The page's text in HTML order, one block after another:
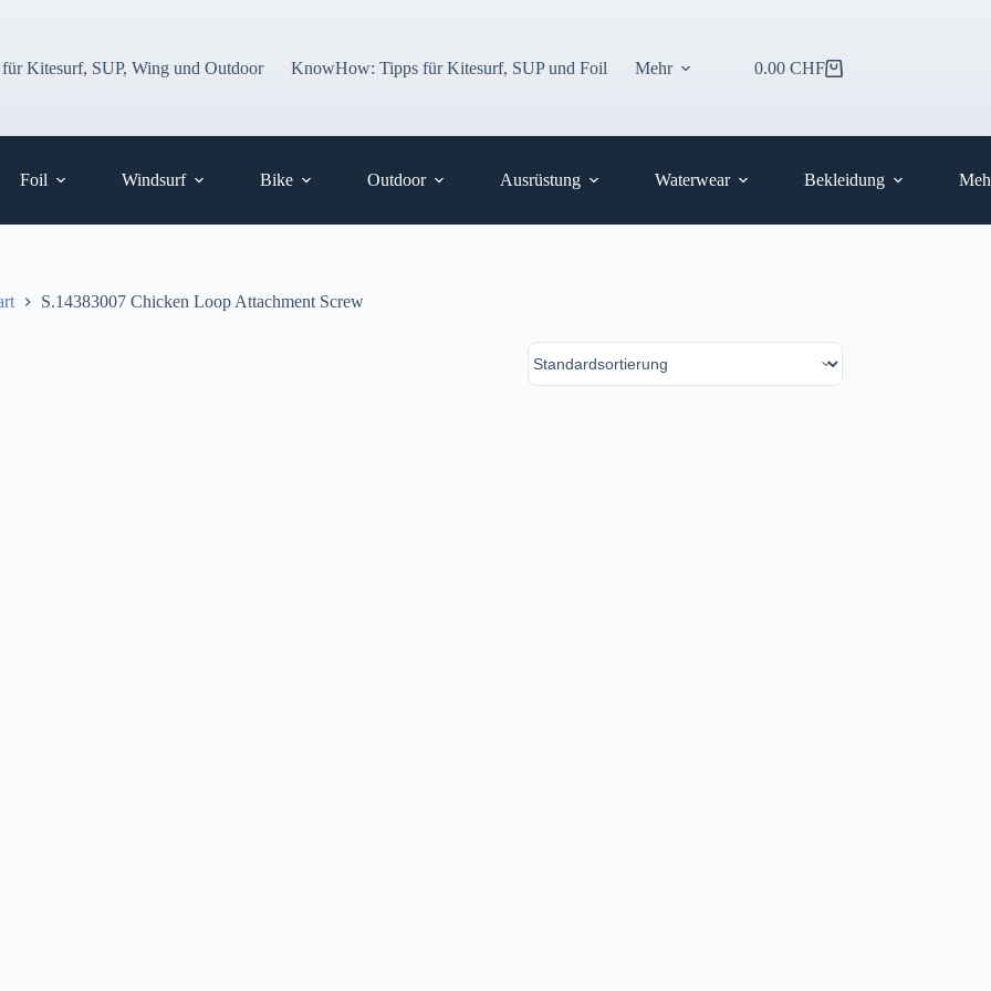
für Kitesurf, SUP, Wing und Outdoor
KnowHow: Tipps für Kitesurf, SUP und Foil Mehr Warenkorb
0.00 CHF
Foil Windsurf Bike Outdoor Ausrüstung Waterwear Bekleidung
S.14383007 Chicken Loop Attachment Screw